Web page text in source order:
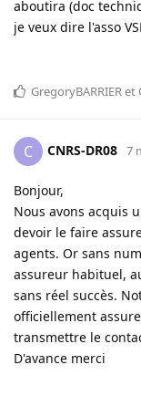
aboutira (doc
je veux dire l'asso
GregoryBARRIERet
C CNRS-DR08 7
Bonjour,
Nous avons acquis
devoir le faire
agents. Or sans
assureur habituel,
sans réel succès.
officiellement
transmettre le
D'avance merci